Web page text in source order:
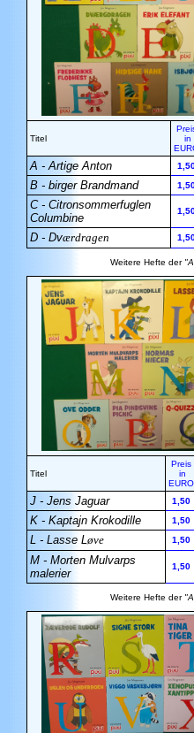
Titel
in
A - Artige Anton
B - birger Brandmand
C - Citronsommerfuglen
Columbine
D - Dværdragen
Weitere Hefte der
Titel
Preis
in
EURO
J - Jens Jaguar 1,50
K - Kaptajn Krokodille 1,50
L - Lasse Løve 1,50
M - Morten Mulvarps
malerier
1,50
Weitere Hefte der